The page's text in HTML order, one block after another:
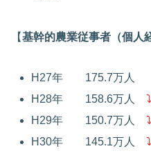
【基幹的農業従事者（個人
H27年 175.7万人
H28年 158.6万人⤵
H29年 150.7万人⤵
H30年 145.1万人
⤵